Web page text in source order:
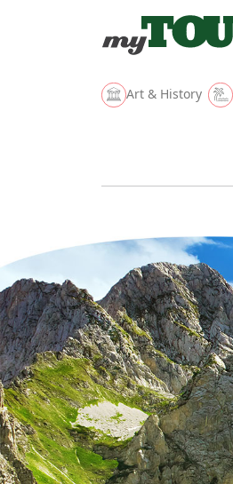
Art & History